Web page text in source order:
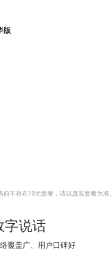
版
不存在19元套餐，请以真实套餐为准。
字说话
覆盖广、用户口碑好